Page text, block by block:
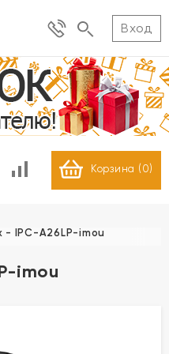
Вход
Корзина ( 0)
- IPC-A26LP-imou
imou